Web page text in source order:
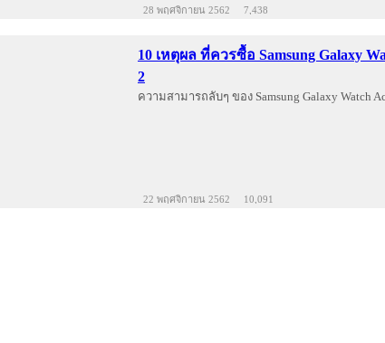
28 พฤศจิกายน 2562 7,438
10 เหตุผล ที่ควรซื้อ Samsung Galaxy
2
ความสามารถลับๆ ของ Samsung Galaxy Watch
22 พฤศจิกายน 2562 10,091